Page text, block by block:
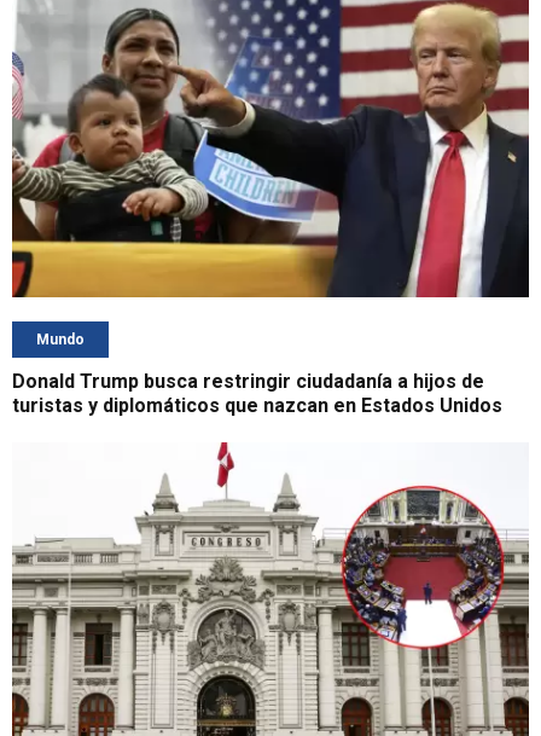
Mundo
Donald Trump busca restringir ciudadanía a hijos de
turistas y diplomáticos que nazcan en Estados Unidos